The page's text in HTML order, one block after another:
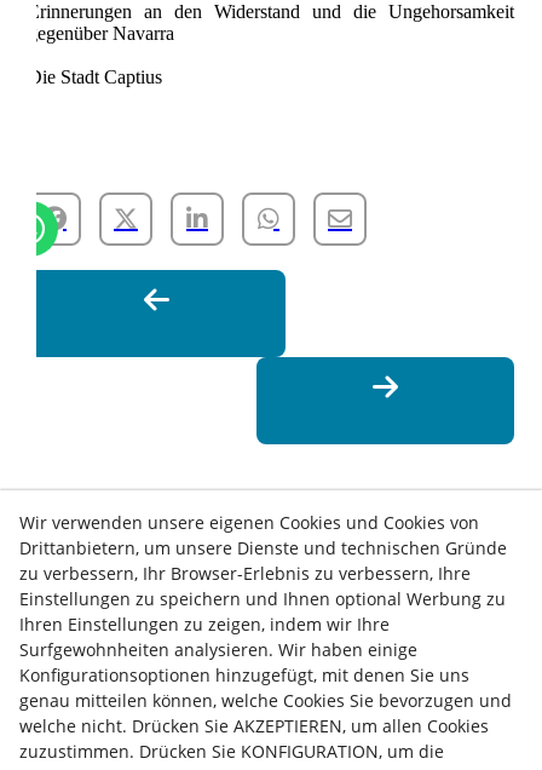
Erinnerungen an den Widerstand und die Ungehorsamkeit
gegenüber Navarra
Die Stadt Captius
Kontakt
Nachrichten Datenschutz-Bestimmungen Kochrichtlinie
Wir verwenden unsere eigenen Cookies und Cookies von
Drittanbietern, um unsere Dienste und technischen Gründe
zu verbessern, Ihr Browser-Erlebnis zu verbessern, Ihre
Einstellungen zu speichern und Ihnen optional Werbung zu
Ihren Einstellungen zu zeigen, indem wir Ihre
Surfgewohnheiten analysieren. Wir haben einige
Konfigurationsoptionen hinzugefügt, mit denen Sie uns
genau mitteilen können, welche Cookies Sie bevorzugen und
welche nicht. Drücken Sie AKZEPTIEREN, um allen Cookies
zuzustimmen. Drücken Sie KONFIGURATION, um die